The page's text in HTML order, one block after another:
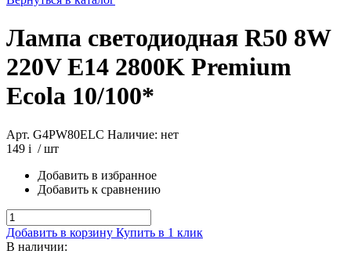
Лампа светодиодная R50 8W
220V E14 2800K Premium
Ecola 10/100*
Арт. G4PW80ELC Наличие: нет
149 i / шт
Добавить в избранное
Добавить к сравнению
Добавить в корзину Купить в 1 клик
В наличии: